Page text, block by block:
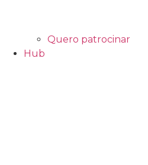
Quero patrocinar
Hub